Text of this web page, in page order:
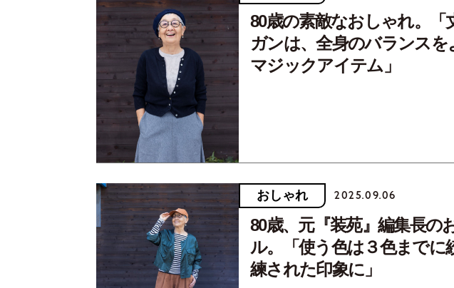
80歳の素敵なおしゃれ。「
ガンは、全身のバランス
マジックアイテム」
おしゃれ 2025.09.06
80歳、元『装苑』編集長の
ル。「使う色は３色までに
練された印象に」